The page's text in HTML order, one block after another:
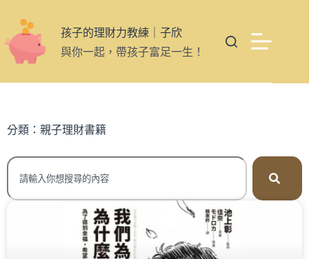
孩子的理財力教練｜子欣
與你一起，帶孩子富足一生！
分類：親子理財書籍